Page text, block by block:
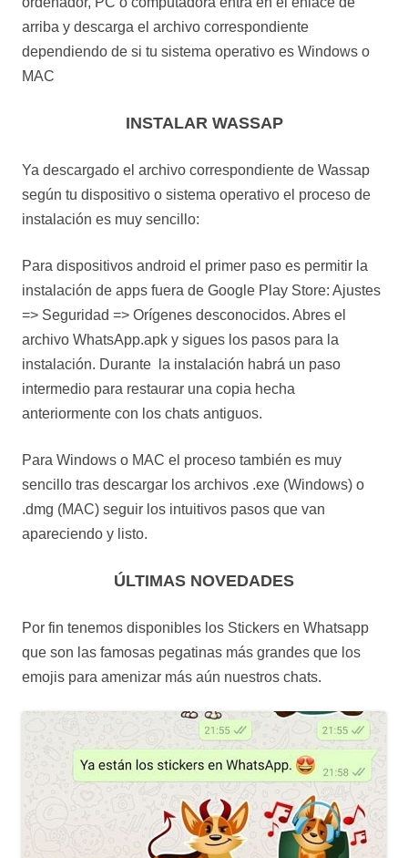
arriba y descarga el archivo correspondiente
dependiendo de si tu sistema operativo es Windows o
MAC
INSTALAR WASSAP
Ya descargado el archivo correspondiente de Wassap
según tu dispositivo o sistema operativo el proceso de
instalación es muy sencillo:
Para dispositivos android el primer paso es permitir la
instalación de apps fuera de Google Play Store: Ajustes
=> Seguridad => Orígenes desconocidos. Abres el
archivo WhatsApp.apk y sigues los pasos para la
instalación. Durante la instalación habrá un paso
intermedio para restaurar una copia hecha
anteriormente con los chats antiguos.
Para Windows o MAC el proceso también es muy
sencillo tras descargar los archivos .exe (Windows) o
.dmg (MAC) seguir los intuitivos pasos que van
apareciendo y listo.
ÚLTIMAS NOVEDADES
Por fin tenemos disponibles los Stickers en Whatsapp
que son las famosas pegatinas más grandes que los
emojis para amenizar más aún nuestros chats.